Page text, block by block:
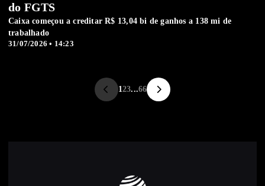
31/07/2026 • 14:23
do FGTS
Caixa começou a creditar R$ 13,04 bi de ganhos a 138 mi de
trabalhado
123...66